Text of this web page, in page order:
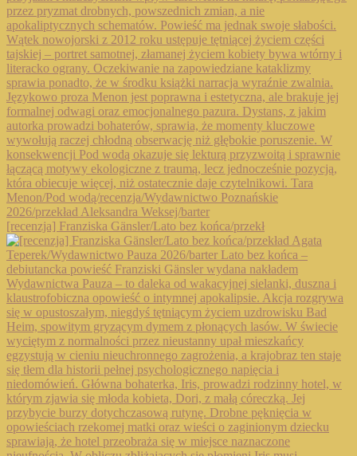
[recenzja] Franziska Gänsler/Lato bez końca/przekł